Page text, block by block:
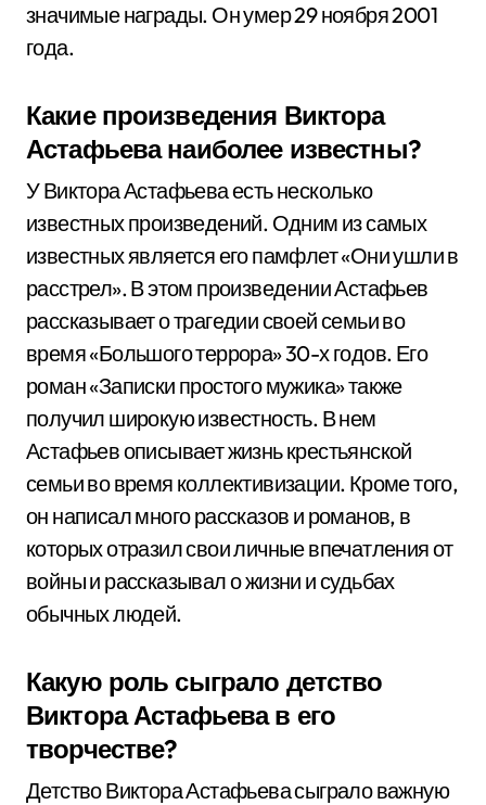
значимые награды. Он умер 29 ноября 2001
года.
Какие произведения Виктора
Астафьева наиболее известны?
У Виктора Астафьева есть несколько
известных произведений. Одним из самых
известных является его памфлет «Они ушли в
расстрел». В этом произведении Астафьев
рассказывает о трагедии своей семьи во
время «Большого террора» 30-х годов. Его
роман «Записки простого мужика» также
получил широкую известность. В нем
Астафьев описывает жизнь крестьянской
семьи во время коллективизации. Кроме того,
он написал много рассказов и романов, в
которых отразил свои личные впечатления от
войны и рассказывал о жизни и судьбах
обычных людей.
Какую роль сыграло детство
Виктора Астафьева в его
творчестве?
Детство Виктора Астафьева сыграло важную